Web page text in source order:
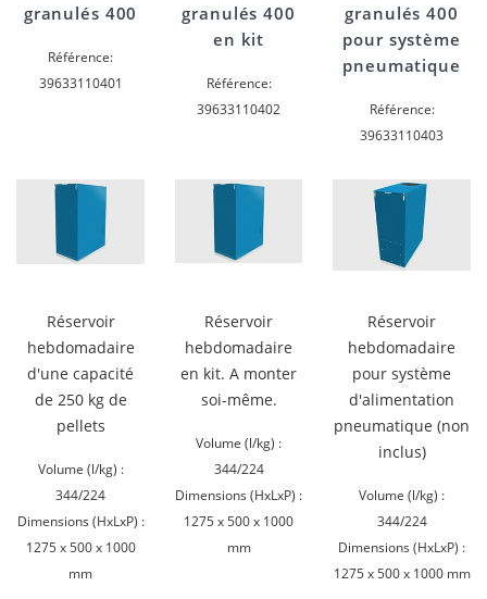
granulés 400
Référence:
39633110401
granulés 400
en kit
Référence:
39633110402
granulés 400
pour système
pneumatique
Référence:
39633110403
Réservoir
hebdomadaire
d'une capacité
de 250 kg de
pellets
Volume (l/kg) :
344/224
Dimensions (HxLxP) :
1275 x 500 x 1000
mm
Réservoir
hebdomadaire
en kit. A monter
soi-même.
Volume (l/kg) :
344/224
Dimensions (HxLxP) :
1275 x 500 x 1000
mm
Réservoir
hebdomadaire
pour système
d'alimentation
pneumatique (non
inclus)
Volume (l/kg) :
344/224
Dimensions (HxLxP) :
1275 x 500 x 1000 mm